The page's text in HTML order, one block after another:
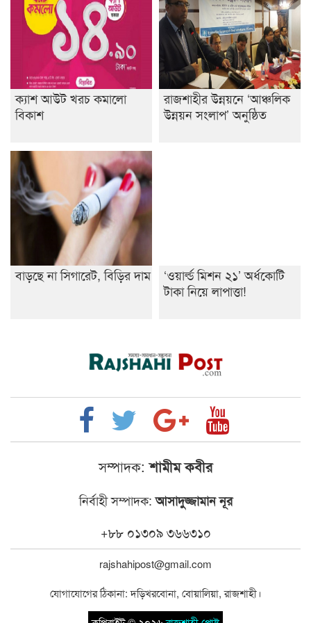
ক্যাশ আউট খরচ কমালো
বিকাশ
রাজশাহীর উন্নয়নে ‘আঞ্চলিক
উন্নয়ন সংলাপ’ অনুষ্ঠিত
বাড়ছে না সিগারেট, বিড়ির দাম
‘ওয়ার্ল্ড মিশন ২১’ অর্ধকোটি
টাকা নিয়ে লাপাত্তা!
সম্পাদক: শামীম কবীর
নির্বাহী সম্পাদক:আসাদুজ্জামান নূর
+৮৮ ০১৩০৯ ৩৬৬৩১০
rajshahipost@gmail.com
যোগাযোগের ঠিকানা: দড়িখরবোনা, বোয়ালিয়া, রাজশাহী।